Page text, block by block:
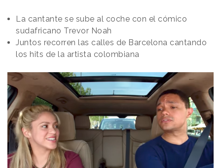
La cantante se sube al coche con el cómico
sudafricano Trevor Noah
Juntos recorren las calles de Barcelona cantando
los hits de la artista colombiana